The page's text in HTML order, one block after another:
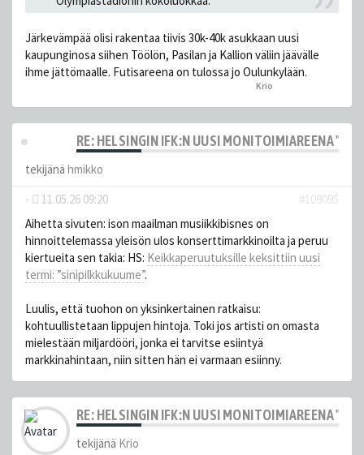
Järkevämpää olisi rakentaa tiivis 30k-40k asukkaan uusi
kaupunginosa siihen Töölön, Pasilan ja Kallion väliin jäävälle
ihme jättömaalle. Futisareena on tulossa jo Oulunkylään.
Krio
RE: HELSINGIN IFK:N UUSI MONITOIMIAREENA
tekijänä hmikko
-
11.05.26 09:20
#109095
Aihetta sivuten: ison maailman musiikkibisnes on
hinnoittelemassa yleisön ulos konserttimarkkinoilta ja peruu
kiertueita sen takia: HS: Keikka­peruutuksille keksittiin uusi
termi: ”sinipilkku­kuume”.
Luulis, että tuohon on yksinkertainen ratkaisu:
kohtuullistetaan lippujen hintoja. Toki jos artisti on omasta
mielestään miljardööri, jonka ei tarvitse esiintyä
markkinahintaan, niin sitten hän ei varmaan esiinny.
RE: HELSINGIN IFK:N UUSI MONITOIMIAREENA
tekijänä Krio